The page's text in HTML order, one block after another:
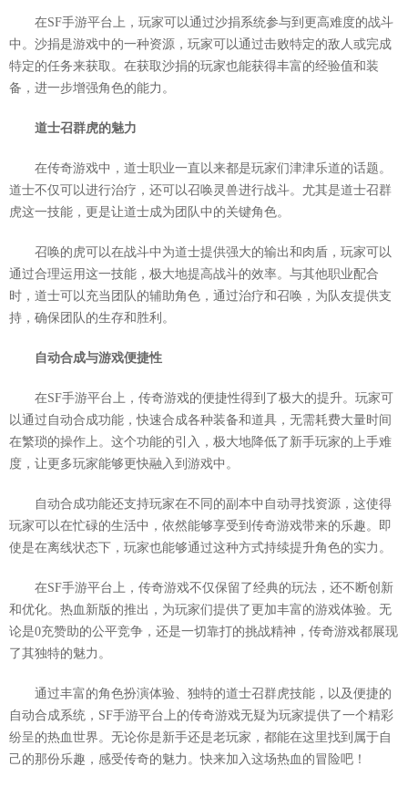
在SF手游平台上，玩家可以通过沙捐系统参与到更高难度的战斗
中。沙捐是游戏中的一种资源，玩家可以通过击败特定的敌人或完成
特定的任务来获取。在获取沙捐的玩家也能获得丰富的经验值和装
备，进一步增强角色的能力。
道士召群虎的魅力
在传奇游戏中，道士职业一直以来都是玩家们津津乐道的话题。
道士不仅可以进行治疗，还可以召唤灵兽进行战斗。尤其是道士召群
虎这一技能，更是让道士成为团队中的关键角色。
召唤的虎可以在战斗中为道士提供强大的输出和肉盾，玩家可以
通过合理运用这一技能，极大地提高战斗的效率。与其他职业配合
时，道士可以充当团队的辅助角色，通过治疗和召唤，为队友提供支
持，确保团队的生存和胜利。
自动合成与游戏便捷性
在SF手游平台上，传奇游戏的便捷性得到了极大的提升。玩家可
以通过自动合成功能，快速合成各种装备和道具，无需耗费大量时间
在繁琐的操作上。这个功能的引入，极大地降低了新手玩家的上手难
度，让更多玩家能够更快融入到游戏中。
自动合成功能还支持玩家在不同的副本中自动寻找资源，这使得
玩家可以在忙碌的生活中，依然能够享受到传奇游戏带来的乐趣。即
使是在离线状态下，玩家也能够通过这种方式持续提升角色的实力。
在SF手游平台上，传奇游戏不仅保留了经典的玩法，还不断创新
和优化。热血新版的推出，为玩家们提供了更加丰富的游戏体验。无
论是0充赞助的公平竞争，还是一切靠打的挑战精神，传奇游戏都展现
了其独特的魅力。
通过丰富的角色扮演体验、独特的道士召群虎技能，以及便捷的
自动合成系统，SF手游平台上的传奇游戏无疑为玩家提供了一个精彩
纷呈的热血世界。无论你是新手还是老玩家，都能在这里找到属于自
己的那份乐趣，感受传奇的魅力。快来加入这场热血的冒险吧！